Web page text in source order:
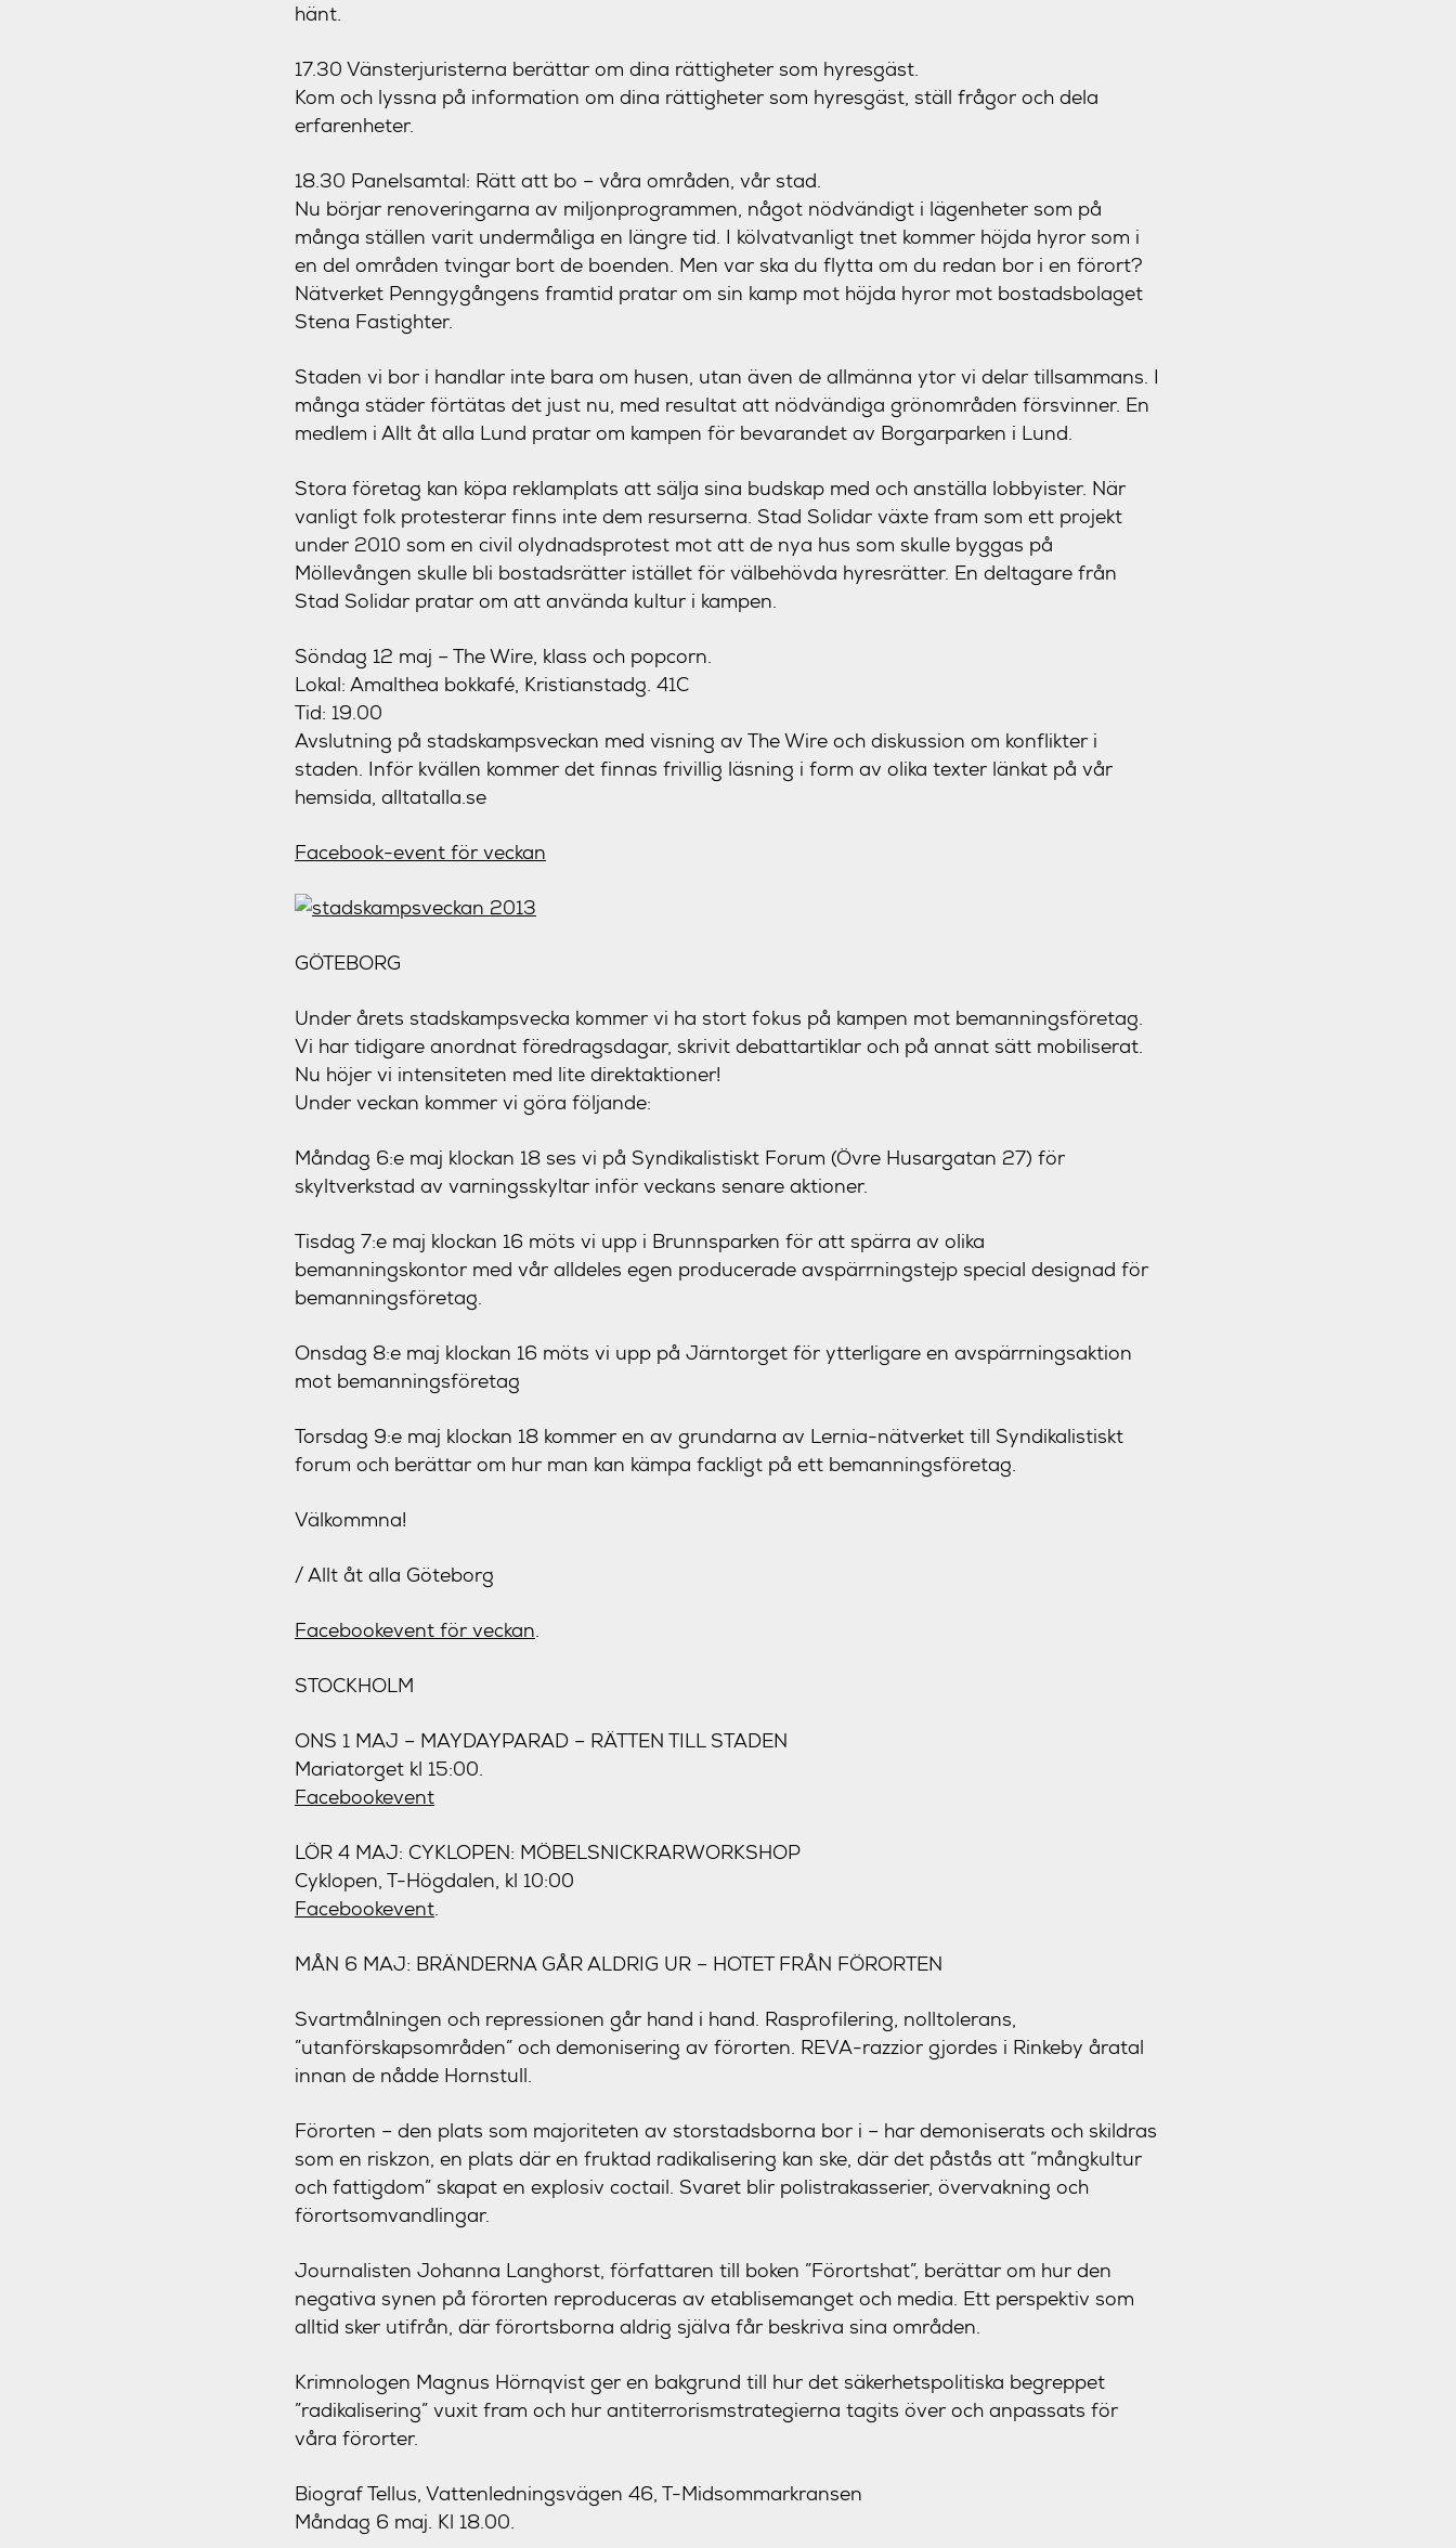
hänt.
17.30 Vänsterjuristerna berättar om dina rättigheter som hyresgäst.
Kom och lyssna på information om dina rättigheter som hyresgäst, ställ frågor och dela
erfarenheter.
18.30 Panelsamtal: Rätt att bo – våra områden, vår stad.
Nu börjar renoveringarna av miljonprogrammen, något nödvändigt i lägenheter som på
många ställen varit undermåliga en längre tid. I kölvatvanligt tnet kommer höjda hyror som i
en del områden tvingar bort de boenden. Men var ska du flytta om du redan bor i en förort?
Nätverket Penngygångens framtid pratar om sin kamp mot höjda hyror mot bostadsbolaget
Stena Fastighter.
Staden vi bor i handlar inte bara om husen, utan även de allmänna ytor vi delar tillsammans. I
många städer förtätas det just nu, med resultat att nödvändiga grönområden försvinner. En
medlem i Allt åt alla Lund pratar om kampen för bevarandet av Borgarparken i Lund.
Stora företag kan köpa reklamplats att sälja sina budskap med och anställa lobbyister. När
vanligt folk protesterar finns inte dem resurserna. Stad Solidar växte fram som ett projekt
under 2010 som en civil olydnadsprotest mot att de nya hus som skulle byggas på
Möllevången skulle bli bostadsrätter istället för välbehövda hyresrätter. En deltagare från
Stad Solidar pratar om att använda kultur i kampen.
Söndag 12 maj – The Wire, klass och popcorn.
Lokal: Amalthea bokkafé, Kristianstadg. 41C
Tid: 19.00
Avslutning på stadskampsveckan med visning av The Wire och diskussion om konflikter i
staden. Inför kvällen kommer det finnas frivillig läsning i form av olika texter länkat på vår
hemsida, alltatalla.se
Facebook-event för veckan
GÖTEBORG
Under årets stadskampsvecka kommer vi ha stort fokus på kampen mot bemanningsföretag.
Vi har tidigare anordnat föredragsdagar, skrivit debattartiklar och på annat sätt mobiliserat.
Nu höjer vi intensiteten med lite direktaktioner!
Under veckan kommer vi göra följande:
Måndag 6:e maj klockan 18 ses vi på Syndikalistiskt Forum (Övre Husargatan 27) för
skyltverkstad av varningsskyltar inför veckans senare aktioner.
Tisdag 7:e maj klockan 16 möts vi upp i Brunnsparken för att spärra av olika
bemanningskontor med vår alldeles egen producerade avspärrningstejp special designad för
bemanningsföretag.
Onsdag 8:e maj klockan 16 möts vi upp på Järntorget för ytterligare en avspärrningsaktion
mot bemanningsföretag
Torsdag 9:e maj klockan 18 kommer en av grundarna av Lernia-nätverket till Syndikalistiskt
forum och berättar om hur man kan kämpa fackligt på ett bemanningsföretag.
Välkommna!
/ Allt åt alla Göteborg
Facebookevent för veckan.
STOCKHOLM
ONS 1 MAJ – MAYDAYPARAD – RÄTTEN TILL STADEN
Mariatorget kl 15:00.
Facebookevent
LÖR 4 MAJ: CYKLOPEN: MÖBELSNICKRARWORKSHOP
Cyklopen, T-Högdalen, kl 10:00
Facebookevent.
MÅN 6 MAJ: BRÄNDERNA GÅR ALDRIG UR – HOTET FRÅN FÖRORTEN
Svartmålningen och repressionen går hand i hand. Rasprofilering, nolltolerans,
”utanförskapsområden” och demonisering av förorten. REVA-razzior gjordes i Rinkeby åratal
innan de nådde Hornstull.
Förorten – den plats som majoriteten av storstadsborna bor i – har demoniserats och skildras
som en riskzon, en plats där en fruktad radikalisering kan ske, där det påstås att ”mångkultur
och fattigdom” skapat en explosiv coctail. Svaret blir polistrakasserier, övervakning och
förortsomvandlingar.
Journalisten Johanna Langhorst, författaren till boken ”Förortshat”, berättar om hur den
negativa synen på förorten reproduceras av etablisemanget och media. Ett perspektiv som
alltid sker utifrån, där förortsborna aldrig själva får beskriva sina områden.
Krimnologen Magnus Hörnqvist ger en bakgrund till hur det säkerhetspolitiska begreppet
”radikalisering” vuxit fram och hur antiterrorismstrategierna tagits över och anpassats för
våra förorter.
Biograf Tellus, Vattenledningsvägen 46, T-Midsommarkransen
Måndag 6 maj. Kl 18.00.